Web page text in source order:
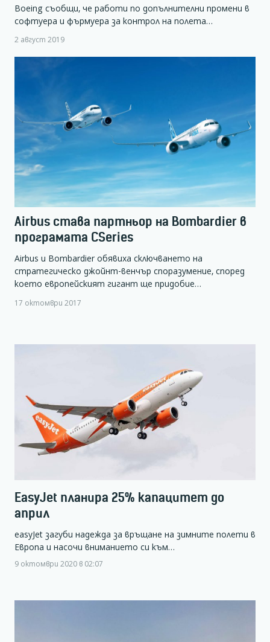
Boeing съобщи, че работи по допълнителни промени в
софтуера и фърмуера за контрол на полета…
2 август 2019
Airbus става партньор на Bombardier в
програмата CSeries
Airbus и Bombardier обявиха сключването на
стратегическо джойнт-венчър споразумение, според
което европейският гигант ще придобие…
17 октомври 2017
EasyJet планира 25% капацитет до
април
easyJet загуби надежда за връщане на зимните полети в
Европа и насочи вниманието си към…
9 октомври 2020 в 02:07